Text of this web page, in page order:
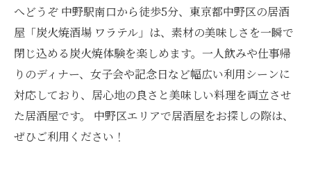
へどうぞ 中野駅南口から徒歩5分、東京都中野区の居酒
屋「炭火焼酒場 ワラテル」は、素材の美味しさを一瞬で
閉じ込める炭火焼体験を楽しめます。一人飲みや仕事帰
りのディナー、女子会や記念日など幅広い利用シーンに
対応しており、居心地の良さと美味しい料理を両立させ
た居酒屋です。 中野区エリアで居酒屋をお探しの際は、
ぜひご利用ください！